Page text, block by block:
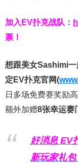
加入EV扑克战队：
票！
想跟美女Sashimi一
定EV扑克官网(
日多场免费赛奖励
额外加赠8张幸运赛
好消息 EV
新玩家礼包